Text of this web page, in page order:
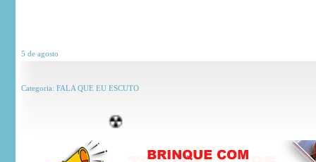
5 de agosto
Categoria: FALA QUE EU ESCUTO